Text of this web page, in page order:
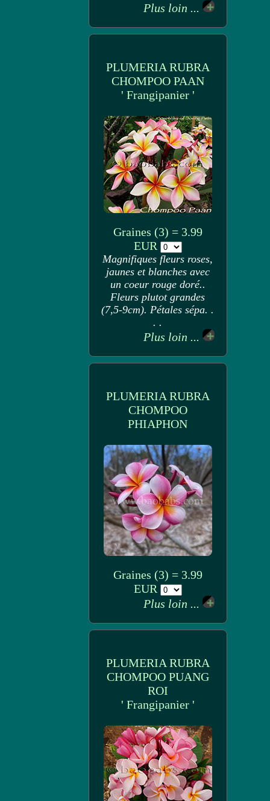
Plus loin ...
PLUMERIA RUBRA
CHOMPOO PAAN
' Frangipanier '
Graines (3) = 3.99
EUR
Magnifiques fleurs roses,
jaunes et blanches avec
un coeur rouge doré..
Fleurs plutot grandes
(7,5-9cm). Pétales sépa. .
. .
Plus loin ...
PLUMERIA RUBRA
CHOMPOO
PHIAPHON
Graines (3) = 3.99
EUR
Plus loin ...
PLUMERIA RUBRA
CHOMPOO PUANG
ROI
' Frangipanier '